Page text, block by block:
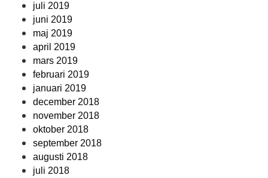
juli 2019
juni 2019
maj 2019
april 2019
mars 2019
februari 2019
januari 2019
december 2018
november 2018
oktober 2018
september 2018
augusti 2018
juli 2018